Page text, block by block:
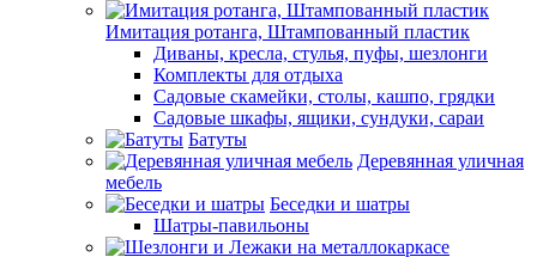
Имитация ротанга, Штампованный пластик
Диваны, кресла, стулья, пуфы, шезлонги
Комплекты для отдыха
Садовые скамейки, столы, кашпо, грядки
Садовые шкафы, ящики, сундуки, сараи
Батуты
Деревянная уличная
мебель
Беседки и шатры
Шатры-павильоны